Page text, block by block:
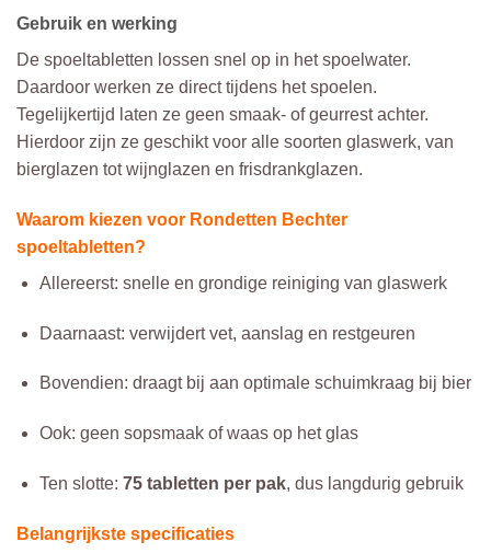
Gebruik en werking
De spoeltabletten lossen snel op in het spoelwater.
Daardoor werken ze direct tijdens het spoelen.
Tegelijkertijd laten ze geen smaak- of geurrest achter.
Hierdoor zijn ze geschikt voor alle soorten glaswerk, van
bierglazen tot wijnglazen en frisdrankglazen.
Waarom kiezen voor Rondetten Bechter
spoeltabletten?
Allereerst: snelle en grondige reiniging van glaswerk
Daarnaast: verwijdert vet, aanslag en restgeuren
Bovendien: draagt bij aan optimale schuimkraag bij bier
Ook: geen sopsmaak of waas op het glas
Ten slotte: 75 tabletten per pak, dus langdurig gebruik
Belangrijkste specificaties